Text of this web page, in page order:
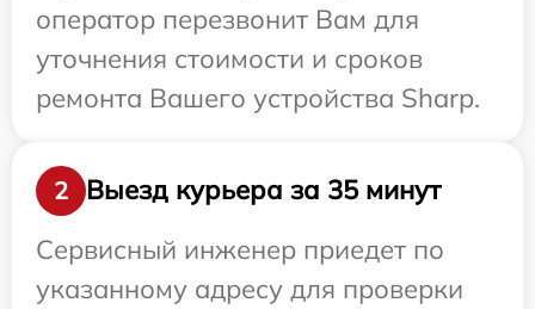
оператор перезвонит Вам для
уточнения стоимости и сроков
ремонта Вашего устройства Sharp.
2
Выезд курьера за 35 минут
Сервисный инженер приедет по
указанному адресу для проверки